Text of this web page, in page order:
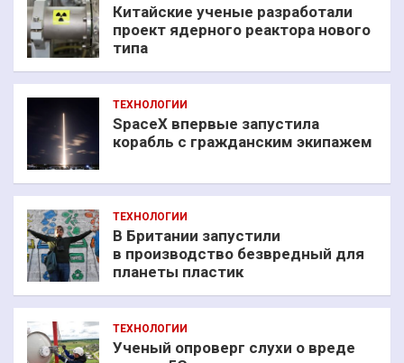
Китайские ученые разработали
проект ядерного реактора нового
типа
ТЕХНОЛОГИИ
SpaceX впервые запустила
корабль с гражданским экипажем
ТЕХНОЛОГИИ
В Британии запустили
в производство безвредный для
планеты пластик
ТЕХНОЛОГИИ
Ученый опроверг слухи о вреде